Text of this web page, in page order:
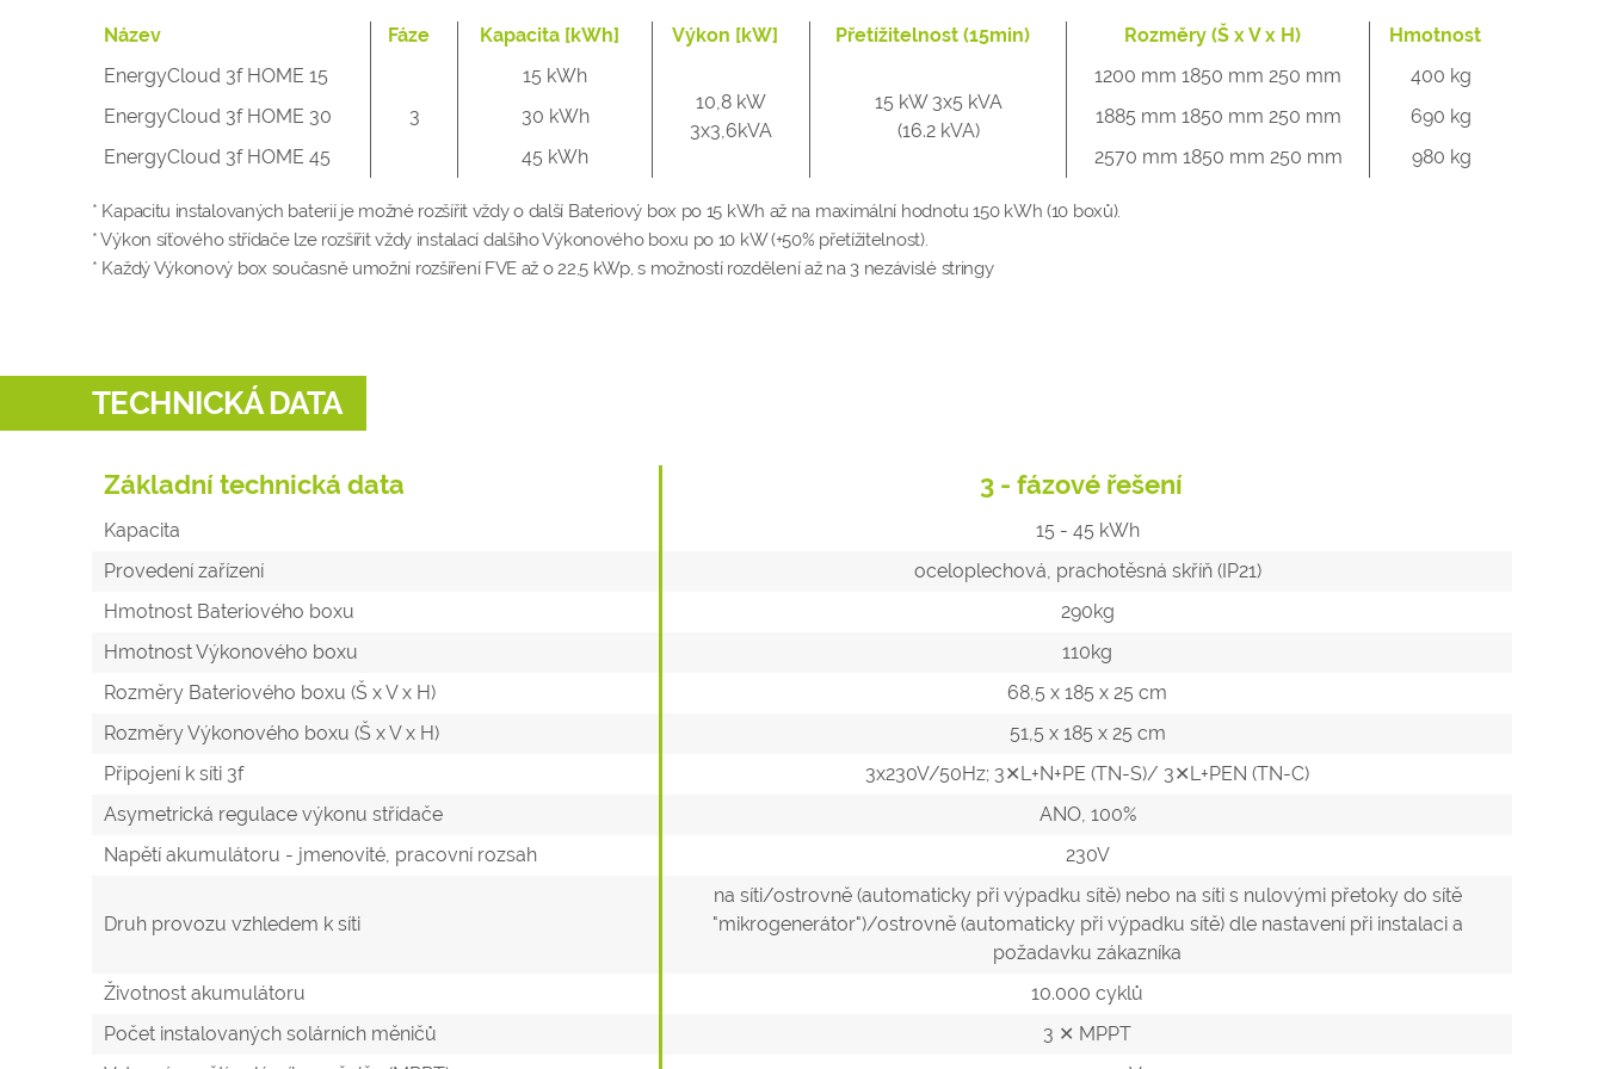
Název Fáze Kapacita [kWh] Výkon [kW] Přetížitelnost (15min) Rozměry (Š x V x H)
Hmotnost
EnergyCloud 3f HOME 15
3
15 kWh
10,8 kW
3x3,6kVA
15 kW 3x5 kVA
(16.2 kVA)
1200 mm 1850 mm 250 mm
400 kg
EnergyCloud 3f HOME 30
30 kWh 1885 mm 1850 mm 250 mm
690 kg
EnergyCloud 3f HOME 45
45 kWh 2570 mm 1850 mm 250 mm 980 kg
* Kapacitu instalovaných baterií je možné rozšířit vždy o další Bateriový box po 15 kWh až na maximální hodnotu 150 kWh (10 boxů).
* Výkon síťového střídače lze rozšířit vždy instalací dalšího Výkonového boxu po 10 kW (+50% přetížitelnost).
* Každý Výkonový box současně umožní rozšíření FVE až o 22,5 kWp, s možností rozdělení až na 3 nezávislé stringy
TECHNICKÁ DATA
Základní technická data 3 - fázové řešení
Kapacita
15 - 45 kWh
Provedení zařízení
oceloplechová, prachotěsná skříň (IP21)
Hmotnost Bateriového boxu
290kg
Hmotnost Výkonového boxu
110kg
Rozměry Bateriového boxu (Š x V x H)
68,5 x 185 x 25 cm
Rozměry Výkonového boxu (Š x V x H)
51,5 x 185 x 25 cm
Připojení k síti 3f
3x230V/50Hz; 3✕L+N+PE (TN-S)/ 3✕L+PEN (TN-C)
Asymetrická regulace výkonu střídače
ANO, 100%
Napětí akumulátoru - jmenovité, pracovní rozsah
230V
Druh provozu vzhledem k síti
na síti/ostrovně (automaticky při výpadku sítě) nebo na síti s nulovými přetoky do sítě
"mikrogenerátor")/ostrovně (automaticky při výpadku sítě) dle nastavení při instalaci a
požadavku zákazníka
Životnost akumulátoru
10.000 cyklů
Počet instalovaných solárních měničů
3 ✕ MPPT